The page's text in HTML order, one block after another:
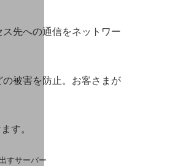
先への通信をネットワー
被害を防止。お客さまが
す。
すサーバー